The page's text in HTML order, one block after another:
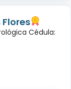
Flores
Cédula: